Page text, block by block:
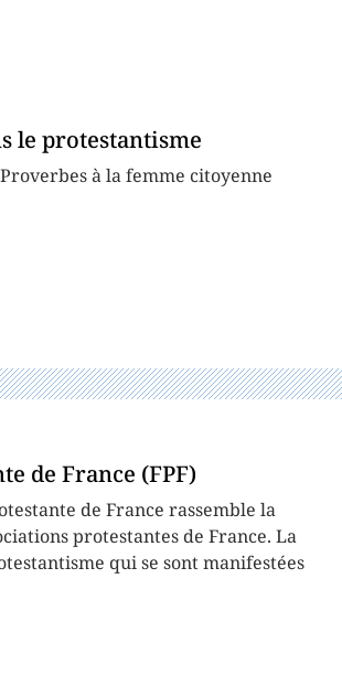
le protestantisme
à la femme citoyenne
de France (FPF)
de France rassemble la
protestantes de France. La
qui se sont manifestées